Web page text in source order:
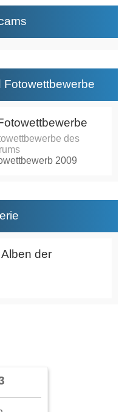
Fotowettbewerbe
des
2009
der